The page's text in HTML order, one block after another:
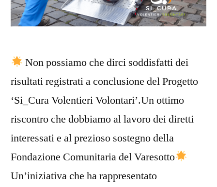
Non possiamo che dirci soddisfatti dei
risultati registrati a conclusione del Progetto
‘Si_Cura Volentieri Volontari’.Un ottimo
riscontro che dobbiamo al lavoro dei diretti
interessati e al prezioso sostegno della
Fondazione Comunitaria del Varesotto
Un’iniziativa che ha rappresentato